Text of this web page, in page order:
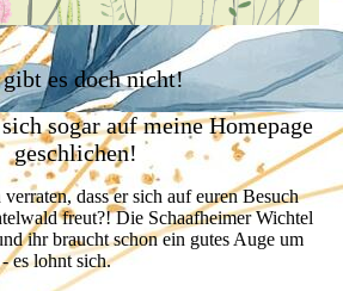
gibt es doch nicht!
sogar auf meine Homepage
geschlichen!
dass er sich auf euren Besuch
freut?! Die Schaafheimer Wichtel
ihr braucht schon ein gutes Auge um
es lohnt sich.